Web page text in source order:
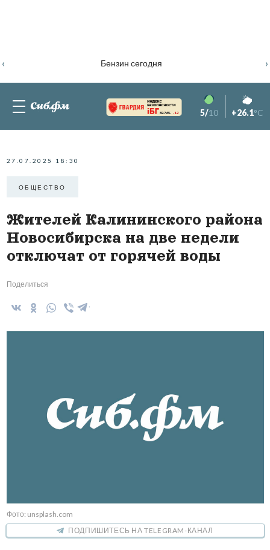
Бензин сегодня
‹ ›
82.76% -1.2 5/10 +26.1°C
27.07.2025 18:30
ОБЩЕСТВО
Жителей Калининского района
Новосибирска на две недели
отключат от горячей воды
Поделиться
Фото: unsplash.com
ПОДПИШИТЕСЬ НА TELEGRAM-КАНАЛ